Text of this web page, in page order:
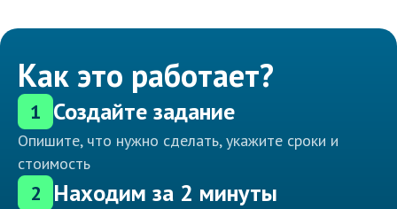
Как это работает?
1 Создайте задание
Опишите, что нужно сделать, укажите сроки и
стоимость
2 Находим за 2 минуты